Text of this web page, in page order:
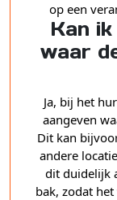
op een
Kan
waar
Ja, bij het
aangeven
Dit kan
andere
dit duidelijk
bak, zodat